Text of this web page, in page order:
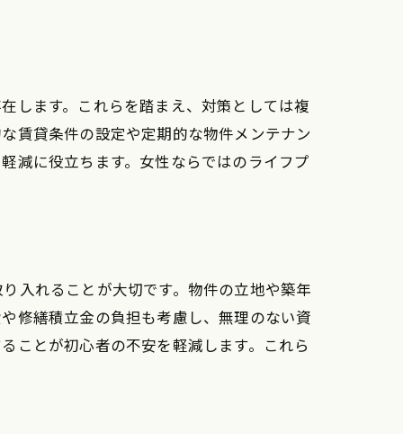
します。これらを踏まえ、対策としては複
賃貸条件の設定や定期的な物件メンテナン
減に役立ちます。女性ならではのライフプ
入れることが大切です。物件の立地や築年
修繕積立金の負担も考慮し、無理のない資
ことが初心者の不安を軽減します。これら